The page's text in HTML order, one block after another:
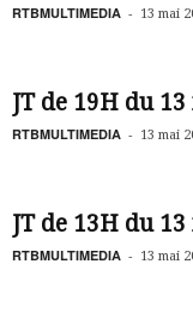
RTBMULTIMEDIA - 13 mai
JT de 19H du
RTBMULTIMEDIA - 13 mai
JT de 13H du
RTBMULTIMEDIA - 13 mai